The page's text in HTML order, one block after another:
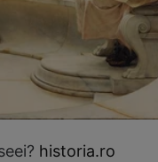
historia.ro